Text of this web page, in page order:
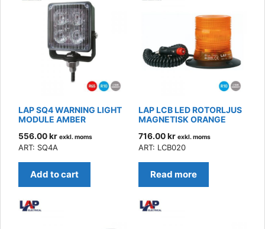
LAP SQ4 WARNING LIGHT
MODULE AMBER
556.00kr exkl. moms
ART: SQ4A
Add to cart
LAP LCB LED ROTORLJUS
MAGNETISK ORANGE
716.00kr exkl. moms
ART: LCB020
Read more